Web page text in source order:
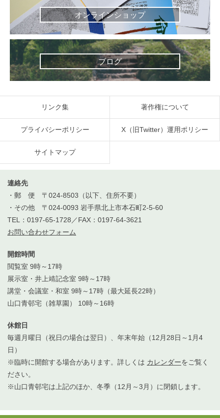
オンラインショップ
ブログ
リンク集 著作権について
プライバシーポリシー X（旧Twitter）運用ポリシー
サイトマップ
連絡先
・郵 便 〒024-8503（以下、住所不要）
・その他 〒024-0093 岩手県北上市本石町2-5-60
TEL：0197-65-1728／FAX：0197-64-3621
お問い合わせフォーム
開館時間
閲覧室 9時～17時
展示室・井上靖記念室 9時～17時
講堂・会議室・和室 9時～17時（最大延長22時）
山口青邨宅（雑草園） 10時～16時
休館日
毎週月曜日（祝日の場合は翌日）、年末年始（12月28日～1月4
日）
※臨時に開館する場合があります。詳しくは カレンダーをご覧く
ださい。
※山口青邨宅は上記のほか、冬季（12月～3月）に閉鎖します。